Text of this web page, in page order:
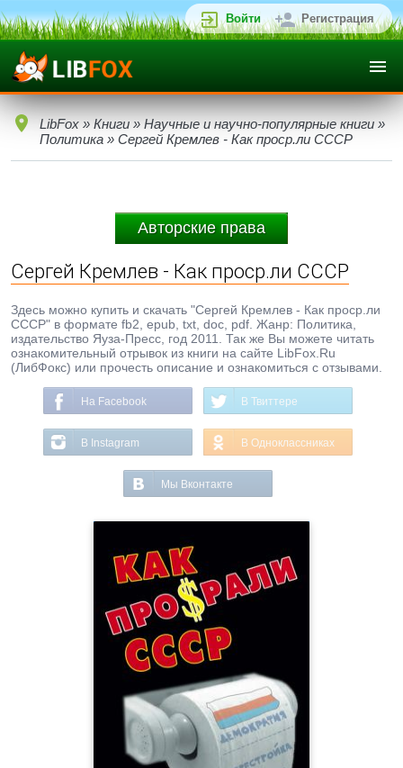
Войти Регистрация
LibFox » Книги » Научные и научно-популярные книги »
Политика » Сергей Кремлев - Как проср.ли СССР
Авторские права
Сергей Кремлев - Как проср.ли СССР
Здесь можно купить и скачать "Сергей Кремлев - Как проср.ли
СССР" в формате fb2, epub, txt, doc, pdf. Жанр: Политика,
издательство Яуза-Пресс, год 2011. Так же Вы можете читать
ознакомительный отрывок из книги на сайте LibFox.Ru
(ЛибФокс) или прочесть описание и ознакомиться с отзывами.
На Facebook В Твиттере
В Instagram В Одноклассниках
Мы Вконтакте